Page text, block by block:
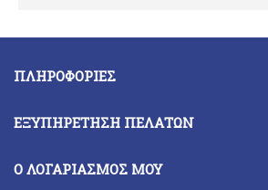
ΠΛΗΡΟΦΟΡΊΕΣ
ΕΞΥΠΗΡΈΤΗΣΗ ΠΕΛΑΤΏΝ
Ο ΛΟΓΑΡΙΑΣΜΌΣ ΜΟΥ